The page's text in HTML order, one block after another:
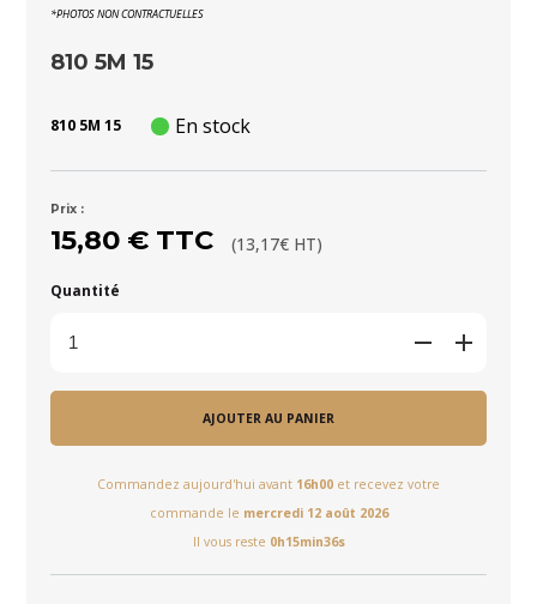
*PHOTOS NON CONTRACTUELLES
810 5M 15
810 5M 15 En stock
Prix :
15,80 € TTC (13,17€ HT)
Quantité
AJOUTER AU PANIER
Commandez aujourd'hui avant 16h00 et recevez votre
commande le mercredi 12 août 2026
Il vous reste 0h15min36s